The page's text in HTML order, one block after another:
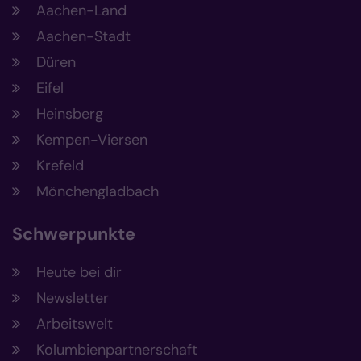
Aachen-Land
Aachen-Stadt
Düren
Eifel
Heinsberg
Kempen-Viersen
Krefeld
Mönchengladbach
Schwerpunkte
Heute bei dir
Newsletter
Arbeitswelt
Kolumbienpartnerschaft